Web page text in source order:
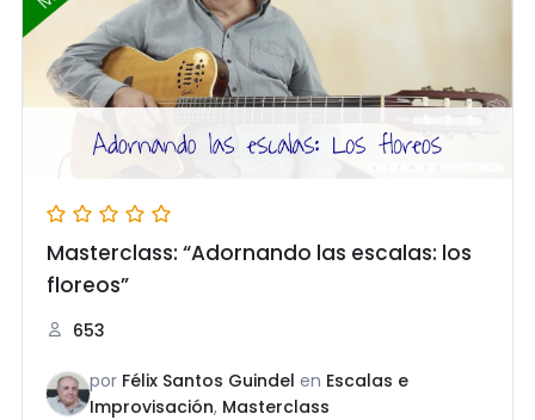
Masterclass: “Adornando las escalas: los
floreos”
653
por Félix Santos Guindel en Escalas e
Improvisación, Masterclass